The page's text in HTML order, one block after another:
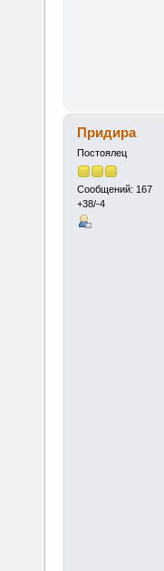
Придира
Постоялец
Сообщений: 167
+38/-4